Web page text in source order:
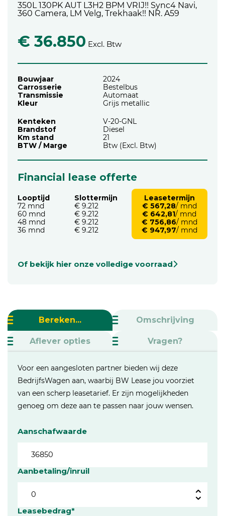
350L 130PK AUT L3H2 BPM VRIJ!! Sync4 Navi,
360 Camera, LM Velg, Trekhaak!! NR. A59
€ 36.850 Excl. Btw
Bouwjaar
2024
Carrosserie
Bestelbus
Transmissie
Automaat
Kleur
Grijs metallic
Kenteken
V-20-GNL
Brandstof
Diesel
Km stand
21
BTW / Marge
Btw (Excl. Btw)
Financial lease offerte
Looptijd
72 mnd
60 mnd
48 mnd
36 mnd
Slottermijn
€ 9.212
€ 9.212
€ 9.212
€ 9.212
Leasetermijn
€ 567,28/ mnd
€ 642,81/ mnd
€ 756,86/ mnd
€ 947,97/ mnd
Of bekijk hier onze volledige voorraad
Bereken... Omschrijving
Aflever opties Vragen?
Voor een aangesloten partner bieden wij deze
BedrijfsWagen aan, waarbij BW Lease jou voorziet
van een scherp leasetarief. Er zijn mogelijkheden
genoeg om deze aan te passen naar jouw wensen.
Aanschafwaarde
Aanbetaling/inruil
Leasebedrag*